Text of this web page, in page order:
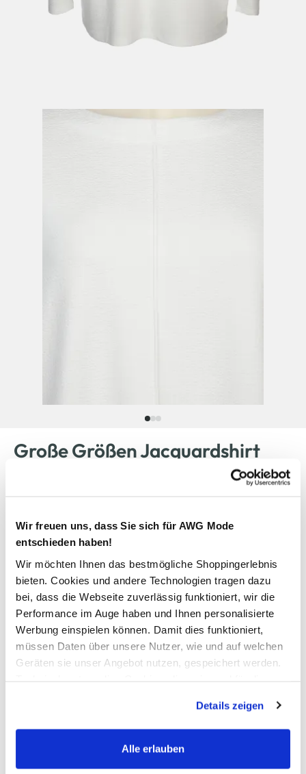
Wir freuen uns, dass Sie sich für AWG Mode
entschieden haben!
Wir möchten Ihnen das bestmögliche Shoppingerlebnis
bieten. Cookies und andere Technologien tragen dazu
bei, dass die Webseite zuverlässig funktioniert, wir die
Performance im Auge haben und Ihnen personalisierte
Werbung einspielen können. Damit dies funktioniert,
müssen Daten über unsere Nutzer, wie und auf welchen
Geräten sie unser Angebot nutzen, gespeichert werden.
werden, werden bei der Nutzung der Webseite auf jeden
Fall gesetzt. Cookies von Drittanbietern für Analyse- oder
Trackingzwecke werden nur dann aktiviert, wenn Sie das
Details zeigen
Alle erlauben
Große Größen Jacquardshirt
Farbe Weiß
Größe:
44 46 48 50 52
Anzahl:
Bitte wählen Sie eine Größe aus
In den Warenkorb